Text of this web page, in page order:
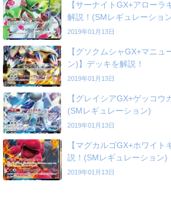
【サーナイトGX+アローラ
解説！(SMレギュレーショ
2019年01月13日
【グソクムシャGX+マニュ
ン)】デッキを解説！
2019年01月13日
【グレイシアGX+ゲッコウ
(SMレギュレーション)
2019年01月13日
【マグカルゴGX+ホワイト
説！(SMレギュレーション)
2019年01月13日